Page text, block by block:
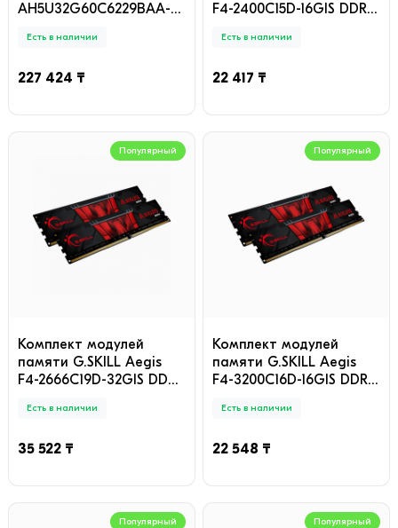
AH5U32G60C6229BAA-2
Есть в наличии
227 424 ₸
F4-2400C15D-16GIS DDR4
2400MHz
Есть в наличии
22 417 ₸
Популярный
Комплект модулей
памяти G.SKILL Aegis
F4-2666C19D-32GIS DDR4
2666MHz
Есть в наличии
35 522 ₸
Популярный
Комплект модулей
памяти G.SKILL Aegis
F4-3200C16D-16GIS DDR4
3200MHz
Есть в наличии
22 548 ₸
Популярный Популярный